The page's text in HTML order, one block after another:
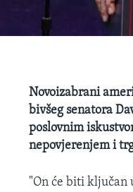
Novoizabrani
bivšeg senatora
poslovnim
nepovjerenjem i
"On će biti ključan